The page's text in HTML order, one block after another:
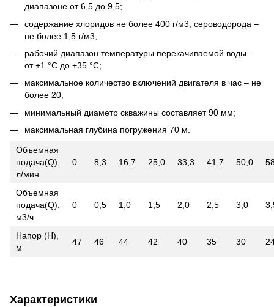
диапазоне от 6,5 до 9,5;
содержание хлоридов не более 400 г/м3, сероводорода –
не более 1,5 г/м3;
рабочий диапазон температуры перекачиваемой воды –
от +1 °С до +35 °С;
максимальное количество включений двигателя в час – не
более 20;
минимальный диаметр скважины составляет 90 мм;
максимальная глубина погружения 70 м.
Объемная
подача(Q),
л/мин
0 8,3 16,7 25,0 33,3 41,7 50,0
Объемная
подача(Q),
м3/ч
0 0,5 1,0 1,5 2,0 2,5 3,0
Напор (Н),
м
47 46 44 42 40 35 30
Характеристики